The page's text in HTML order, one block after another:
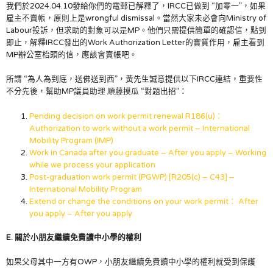
我們於2024.04.10發給你們的電郵已解釋了，IRCC已做到 “加零一”，如果
雇主不賣帳，原則上是wrongful dismissal。當然大家未必會向Ministry of
Labour投訴，但求助的對象可以是MP。他們只需提供簡單的確認信，點到
即止，解釋IRCC發出的Work Authorization Letter的實質作用，雇主看到
MP辦公室枱頭的信，應該會賣帳吧。
所謂 “為人為到底，送佛送到西”，黃先生誠意提供以下IRCC連結，重要性
不分先後，幫助MP議員助理 順藤摸瓜 “對題出招”：
Pending decision on work permit renewal R186(u)：
Authorization to work without a work permit – International
Mobility Program (IMP)
Work in Canada after you graduate – After you apply – Working
while we process your application
Post-graduation work permit (PGWP) [R205(c) – C43] –
International Mobility Program
Extend or change the conditions on your work permit： After
you apply – After you apply
E. 關於小朋友繼續免費讀中小學的權利
如果父母其中一方有OWP，小朋友繼續免費讀中小學的權利就受到保護